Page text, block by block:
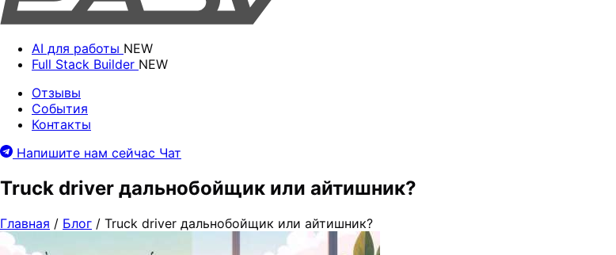
AI для работы NEW
Full Stack Builder NEW
Отзывы
События
Контакты
Напишите нам сейчас Чат
Truck driver дальнобойщик или айтишник?
Главная / Блог / Truck driver дальнобойщик или айтишник?